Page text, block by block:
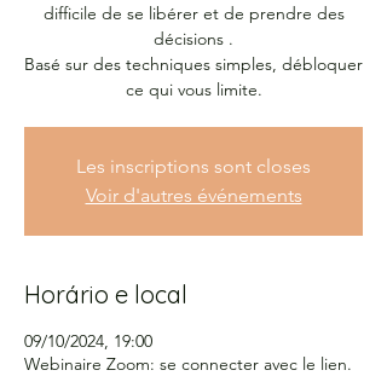
difficile de se libérer et de prendre des
décisions .
Basé sur des techniques simples, débloquer
ce qui vous limite.
Les inscriptions sont closes
Voir d'autres événements
Horário e local
09/10/2024, 19:00
Webinaire Zoom: se connecter avec le lien.